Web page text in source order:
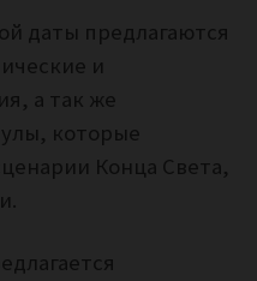
даты предлагаются
и
а так же
которые
Конца Света,